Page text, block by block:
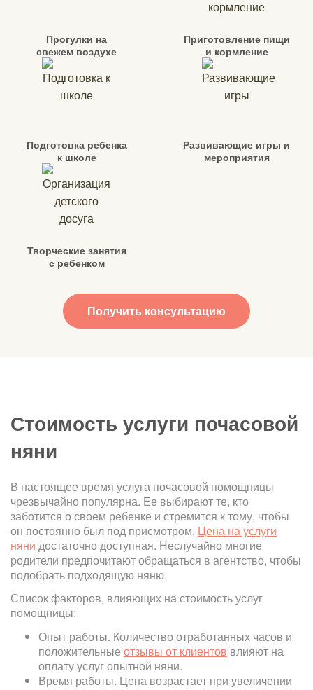
Прогулки на
свежем воздухе
Приготовление пищи
и кормление
Подготовка ребенка
к школе
Развивающие игры и
мероприятия
Творческие занятия
с ребенком
Получить консультацию
Стоимость услуги почасовой
няни
В настоящее время услуга почасовой помощницы
чрезвычайно популярна. Ее выбирают те, кто
заботится о своем ребенке и стремится к тому, чтобы
он постоянно был под присмотром. Цена на услуги
няни достаточно доступная. Неслучайно многие
родители предпочитают обращаться в агентство, чтобы
подобрать подходящую няню.
Список факторов, влияющих на стоимость услуг
помощницы:
Опыт работы. Количество отработанных часов и
положительные отзывы от клиентов влияют на
оплату услуг опытной няни.
Время работы. Цена возрастает при увеличении